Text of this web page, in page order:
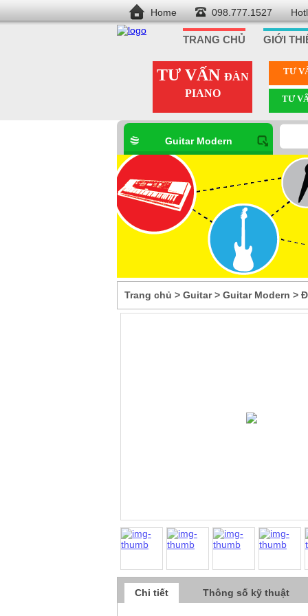
Home 098.777.1527
TRANG CHỦ GIỚI
TƯ VẤN ĐÀN
PIANO
TƯ
TƯ
Guitar Modern
Trang chủ > Guitar> Guitar Modern >
Chi tiết Thông số kỹ thuật